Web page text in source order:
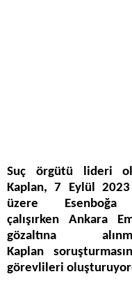
Suç örgütü lideri
Kaplan, 7 Eylül
üzere Esenboğa
çalışırken Ankara
gözaltına
Kaplan
görevlileri